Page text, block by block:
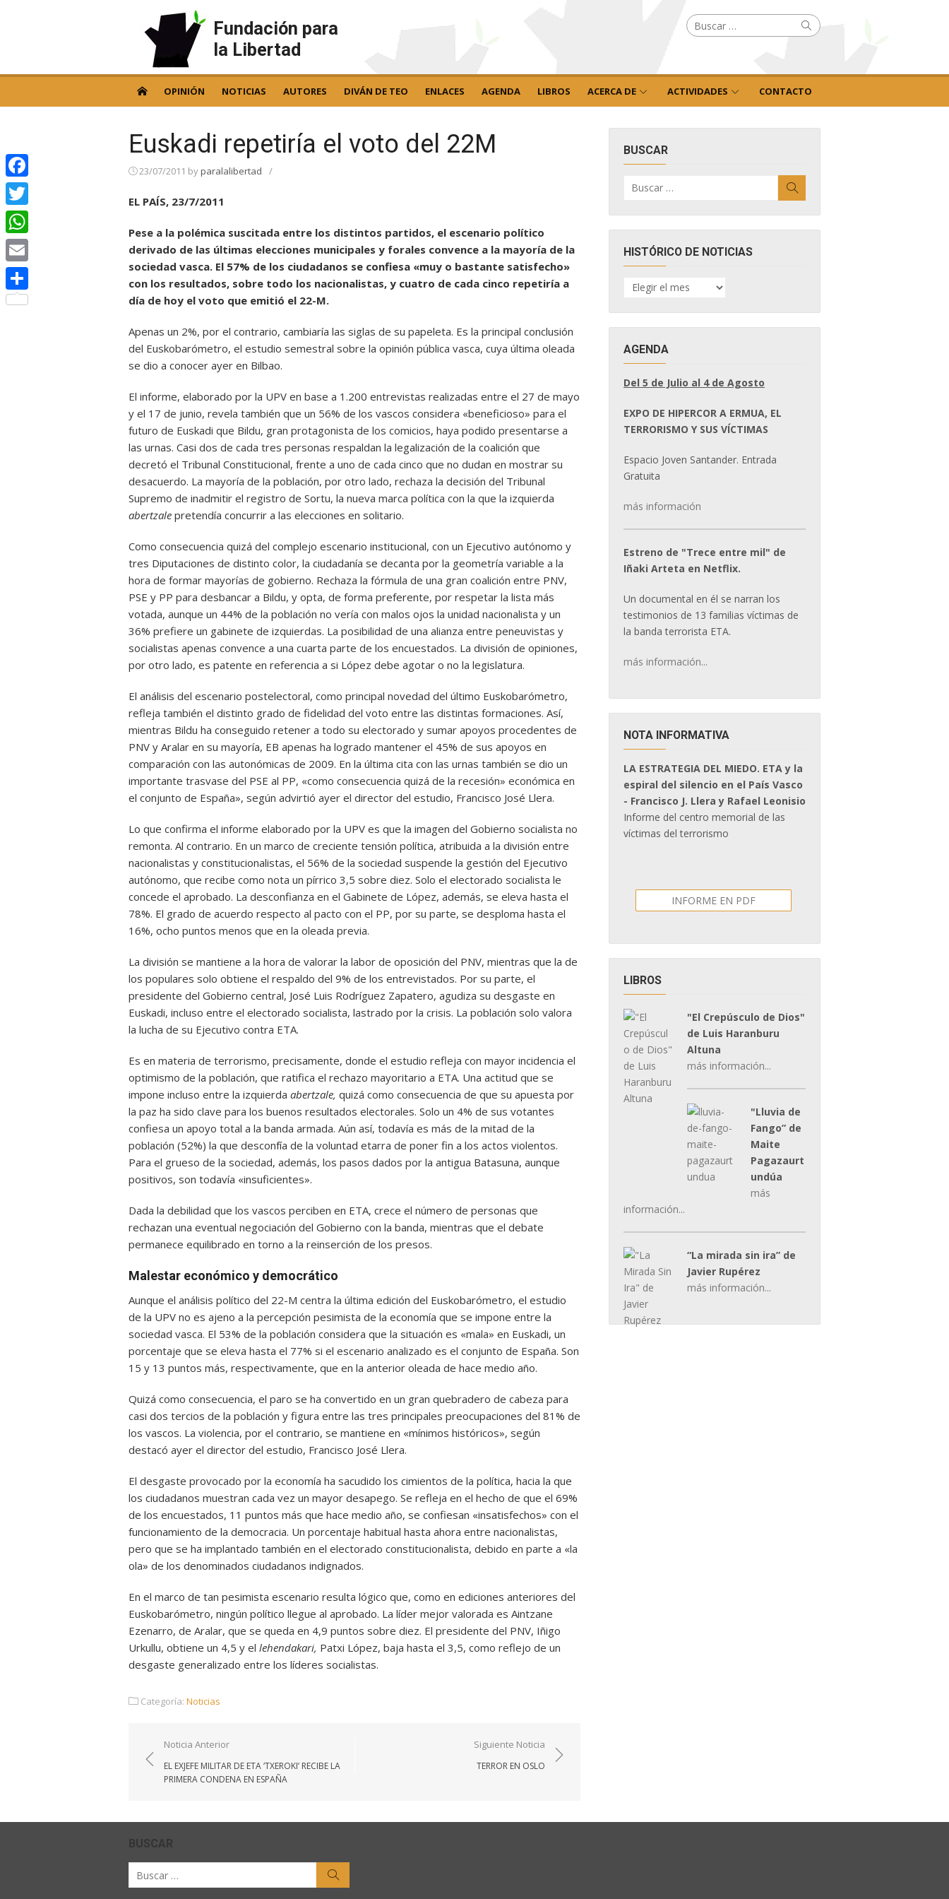
Fundación para
la Libertad
Buscar
por: Buscar
OPINIÓN NOTICIAS AUTORES DIVÁN DE TEO ENLACES AGENDA LIBROS ACERCA DE ACTIVIDADES CONTACTO
Euskadi repetiría el voto del 22M
23/07/2011 byparalalibertad /
EL PAÍS, 23/7/2011
Pese a la polémica suscitada entre los distintos partidos, el escenario político
derivado de las últimas elecciones municipales y forales convence a la mayoría de la
sociedad vasca. El 57% de los ciudadanos se confiesa «muy o bastante satisfecho»
con los resultados, sobre todo los nacionalistas, y cuatro de cada cinco repetiría a
día de hoy el voto que emitió el 22-M.
Apenas un 2%, por el contrario, cambiaría las siglas de su papeleta. Es la principal conclusión
del Euskobarómetro, el estudio semestral sobre la opinión pública vasca, cuya última oleada
se dio a conocer ayer en Bilbao.
El informe, elaborado por la UPV en base a 1.200 entrevistas realizadas entre el 27 de mayo
y el 17 de junio, revela también que un 56% de los vascos considera «beneficioso» para el
futuro de Euskadi que Bildu, gran protagonista de los comicios, haya podido presentarse a
las urnas. Casi dos de cada tres personas respaldan la legalización de la coalición que
decretó el Tribunal Constitucional, frente a uno de cada cinco que no dudan en mostrar su
desacuerdo. La mayoría de la población, por otro lado, rechaza la decisión del Tribunal
Supremo de inadmitir el registro de Sortu, la nueva marca política con la que la izquierda
abertzale pretendía concurrir a las elecciones en solitario.
Como consecuencia quizá del complejo escenario institucional, con un Ejecutivo autónomo y
tres Diputaciones de distinto color, la ciudadanía se decanta por la geometría variable a la
hora de formar mayorías de gobierno. Rechaza la fórmula de una gran coalición entre PNV,
PSE y PP para desbancar a Bildu, y opta, de forma preferente, por respetar la lista más
votada, aunque un 44% de la población no vería con malos ojos la unidad nacionalista y un
36% prefiere un gabinete de izquierdas. La posibilidad de una alianza entre peneuvistas y
socialistas apenas convence a una cuarta parte de los encuestados. La división de opiniones,
por otro lado, es patente en referencia a si López debe agotar o no la legislatura.
El análisis del escenario postelectoral, como principal novedad del último Euskobarómetro,
refleja también el distinto grado de fidelidad del voto entre las distintas formaciones. Así,
mientras Bildu ha conseguido retener a todo su electorado y sumar apoyos procedentes de
PNV y Aralar en su mayoría, EB apenas ha logrado mantener el 45% de sus apoyos en
comparación con las autonómicas de 2009. En la última cita con las urnas también se dio un
importante trasvase del PSE al PP, «como consecuencia quizá de la recesión» económica en
el conjunto de España», según advirtió ayer el director del estudio, Francisco José Llera.
Lo que confirma el informe elaborado por la UPV es que la imagen del Gobierno socialista no
remonta. Al contrario. En un marco de creciente tensión política, atribuida a la división entre
nacionalistas y constitucionalistas, el 56% de la sociedad suspende la gestión del Ejecutivo
autónomo, que recibe como nota un pírrico 3,5 sobre diez. Solo el electorado socialista le
concede el aprobado. La desconfianza en el Gabinete de López, además, se eleva hasta el
78%. El grado de acuerdo respecto al pacto con el PP, por su parte, se desploma hasta el
16%, ocho puntos menos que en la oleada previa.
La división se mantiene a la hora de valorar la labor de oposición del PNV, mientras que la de
los populares solo obtiene el respaldo del 9% de los entrevistados. Por su parte, el
presidente del Gobierno central, José Luis Rodríguez Zapatero, agudiza su desgaste en
Euskadi, incluso entre el electorado socialista, lastrado por la crisis. La población solo valora
la lucha de su Ejecutivo contra ETA.
Es en materia de terrorismo, precisamente, donde el estudio refleja con mayor incidencia el
optimismo de la población, que ratifica el rechazo mayoritario a ETA. Una actitud que se
impone incluso entre la izquierda abertzale, quizá como consecuencia de que su apuesta por
la paz ha sido clave para los buenos resultados electorales. Solo un 4% de sus votantes
confiesa un apoyo total a la banda armada. Aún así, todavía es más de la mitad de la
población (52%) la que desconfía de la voluntad etarra de poner fin a los actos violentos.
Para el grueso de la sociedad, además, los pasos dados por la antigua Batasuna, aunque
positivos, son todavía «insuficientes».
Dada la debilidad que los vascos perciben en ETA, crece el número de personas que
rechazan una eventual negociación del Gobierno con la banda, mientras que el debate
permanece equilibrado en torno a la reinserción de los presos.
Malestar económico y democrático
Aunque el análisis político del 22-M centra la última edición del Euskobarómetro, el estudio
de la UPV no es ajeno a la percepción pesimista de la economía que se impone entre la
sociedad vasca. El 53% de la población considera que la situación es «mala» en Euskadi, un
porcentaje que se eleva hasta el 77% si el escenario analizado es el conjunto de España. Son
15 y 13 puntos más, respectivamente, que en la anterior oleada de hace medio año.
Quizá como consecuencia, el paro se ha convertido en un gran quebradero de cabeza para
casi dos tercios de la población y figura entre las tres principales preocupaciones del 81% de
los vascos. La violencia, por el contrario, se mantiene en «mínimos históricos», según
destacó ayer el director del estudio, Francisco José Llera.
El desgaste provocado por la economía ha sacudido los cimientos de la política, hacia la que
los ciudadanos muestran cada vez un mayor desapego. Se refleja en el hecho de que el 69%
de los encuestados, 11 puntos más que hace medio año, se confiesan «insatisfechos» con el
funcionamiento de la democracia. Un porcentaje habitual hasta ahora entre nacionalistas,
pero que se ha implantado también en el electorado constitucionalista, debido en parte a «la
ola» de los denominados ciudadanos indignados.
En el marco de tan pesimista escenario resulta lógico que, como en ediciones anteriores del
Euskobarómetro, ningún político llegue al aprobado. La líder mejor valorada es Aintzane
Ezenarro, de Aralar, que se queda en 4,9 puntos sobre diez. El presidente del PNV, Iñigo
Urkullu, obtiene un 4,5 y el lehendakari, Patxi López, baja hasta el 3,5, como reflejo de un
desgaste generalizado entre los líderes socialistas.
Categoría: Noticias
Navegación
de
entradas
Noticia Anterior
EL EXJEFE MILITAR DE ETA ‘TXEROKI’ RECIBE LA
PRIMERA CONDENA EN ESPAÑA
Siguiente Noticia
TERROR EN OSLO
BUSCAR
por:
HISTÓRICO DE NOTICIAS
HISTÓRICO
DE
AGENDA
Del 5 de Julio al 4 de Agosto
EXPO DE HIPERCOR A ERMUA, EL
TERRORISMO Y SUS VÍCTIMAS
Espacio Joven Santander. Entrada
Gratuita
más información
Estreno de "Trece entre mil" de
Iñaki Arteta en Netflix.
Un documental en él se narran los
testimonios de 13 familias víctimas de
la banda terrorista ETA.
más información...
NOTA INFORMATIVA
LA ESTRATEGIA DEL MIEDO. ETA y la
espiral del silencio en el País Vasco
- Francisco J. Llera y Rafael Leonisio
Informe del centro memorial de las
víctimas del terrorismo
INFORME EN PDF
LIBROS
"El Crepúsculo de Dios"
de Luis Haranburu
Altuna
más información...
"Lluvia de
Fango” de
Maite
Pagazaurt
undúa
más
información...
“La mirada sin ira” de
Javier Rupérez
más información...
BUSCAR
Buscar
por:
Facebook
Twitter
WhatsApp
Email
Compartir